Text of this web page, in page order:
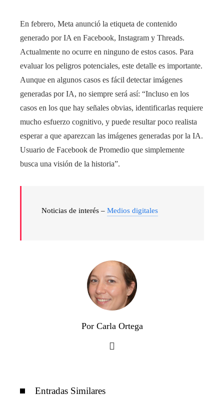
En febrero, Meta anunció la etiqueta de contenido
generado por IA en Facebook, Instagram y Threads.
Actualmente no ocurre en ninguno de estos casos. Para
evaluar los peligros potenciales, este detalle es importante.
Aunque en algunos casos es fácil detectar imágenes
generadas por IA, no siempre será así: “Incluso en los
casos en los que hay señales obvias, identificarlas requiere
mucho esfuerzo cognitivo, y puede resultar poco realista
esperar a que aparezcan las imágenes generadas por la IA.
Usuario de Facebook de Promedio que simplemente
busca una visión de la historia”.
Noticias de interés – Medios digitales
Por Carla Ortega
Entradas Similares